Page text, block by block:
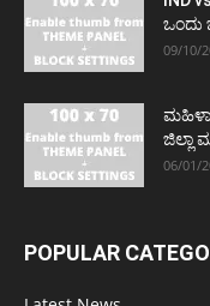
ಒಂದು
09/10/
ಮಹಿಳಾ
ಜಿಲ್ಲಾ
06/01/
POPULAR